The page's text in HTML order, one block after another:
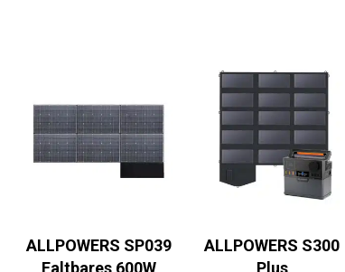
ALLPOWERS SP039
Faltbares 600W
ALLPOWERS S300
Plus